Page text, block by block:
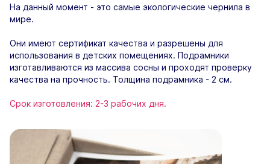
На данный момент - это самые экологические чернила в
мире.
Они имеют сертификат качества и разрешены для
использования в детских помещениях. Подрамники
изготавливаются из массива сосны и проходят проверку
качества на прочность. Толщина подрамника - 2 см.
Срок изготовления: 2-3 рабочих дня.